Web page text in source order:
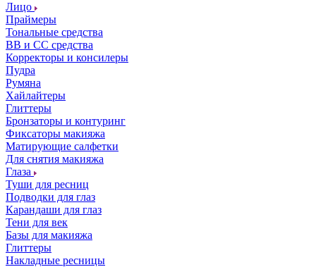
Лицо
Праймеры
Тональные средства
ВВ и СС средства
Корректоры и консилеры
Пудра
Румяна
Хайлайтеры
Глиттеры
Бронзаторы и контуринг
Фиксаторы макияжа
Матирующие салфетки
Для снятия макияжа
Глаза
Туши для ресниц
Подводки для глаз
Карандаши для глаз
Тени для век
Базы для макияжа
Глиттеры
Накладные ресницы